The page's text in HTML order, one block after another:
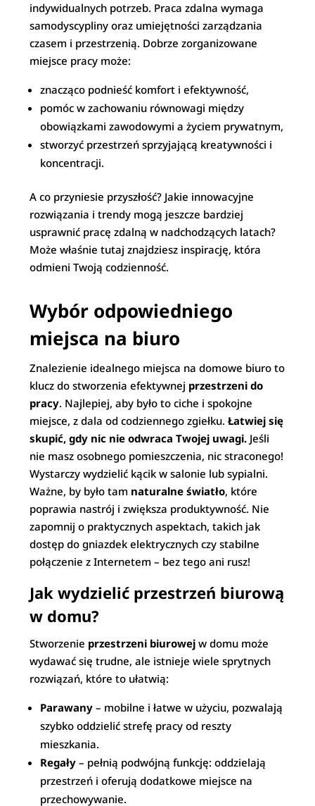
indywidualnych potrzeb. Praca zdalna wymaga
samodyscypliny oraz umiejętności zarządzania
czasem i przestrzenią. Dobrze zorganizowane
miejsce pracy może:
znacząco podnieść komfort i efektywność,
pomóc w zachowaniu równowagi między
obowiązkami zawodowymi a życiem prywatnym,
stworzyć przestrzeń sprzyjającą kreatywności i
koncentracji.
A co przyniesie przyszłość? Jakie innowacyjne
rozwiązania i trendy mogą jeszcze bardziej
usprawnić pracę zdalną w nadchodzących latach?
Może właśnie tutaj znajdziesz inspirację, która
odmieni Twoją codzienność.
Wybór odpowiedniego
miejsca na biuro
Znalezienie idealnego miejsca na domowe biuro to
klucz do stworzenia efektywnej przestrzeni do
pracy. Najlepiej, aby było to ciche i spokojne
miejsce, z dala od codziennego zgiełku.Łatwiej się
skupić, gdy nic nie odwraca Twojej uwagi. Jeśli
nie masz osobnego pomieszczenia, nic straconego!
Wystarczy wydzielić kącik w salonie lub sypialni.
Ważne, by było tam naturalne światło, które
poprawia nastrój i zwiększa produktywność. Nie
zapomnij o praktycznych aspektach, takich jak
dostęp do gniazdek elektrycznych czy stabilne
połączenie z Internetem – bez tego ani rusz!
Jak wydzielić przestrzeń biurową
w domu?
Stworzenie przestrzeni biurowej w domu może
wydawać się trudne, ale istnieje wiele sprytnych
rozwiązań, które to ułatwią:
Parawany – mobilne i łatwe w użyciu, pozwalają
szybko oddzielić strefę pracy od reszty
mieszkania.
Regały – pełnią podwójną funkcję: oddzielają
przestrzeń i oferują dodatkowe miejsce na
przechowywanie.